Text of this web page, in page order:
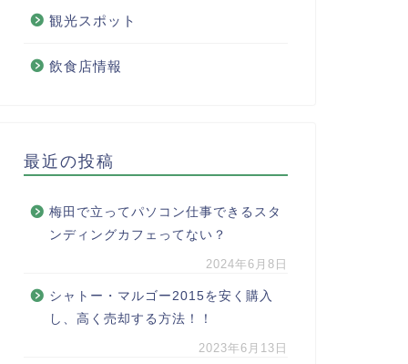
観光スポット
飲食店情報
最近の投稿
梅田で立ってパソコン仕事できるスタ
ンディングカフェってない？
2024年6月8日
シャトー・マルゴー2015を安く購入
し、高く売却する方法！！
2023年6月13日